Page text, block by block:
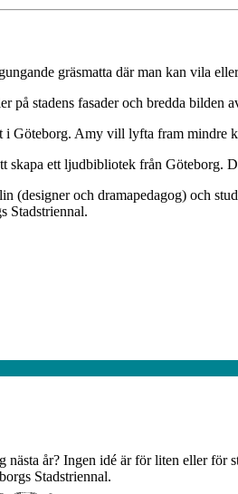
gräsmatta där man kan vila
stadens fasader och bredda bilden
Göteborg. Amy vill lyfta fram mindre
ett ljudbibliotek från Göteborg.
(designer och dramapedagog) och
Stadstriennal.
år? Ingen idé är för liten eller
Stadstriennal.